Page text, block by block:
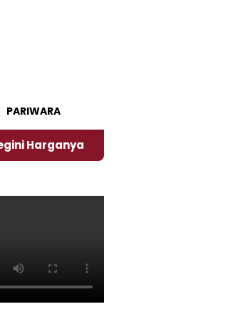
PARIWARA
‎Nasirun Maestro Lukis Pemadu